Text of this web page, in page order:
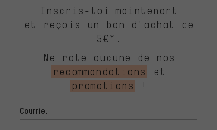
Inscris-toi maintenant
et reçois un bon d'achat de
5€*.
Ne rate aucune de nos
recommandations
et
promotions
!
Courriel